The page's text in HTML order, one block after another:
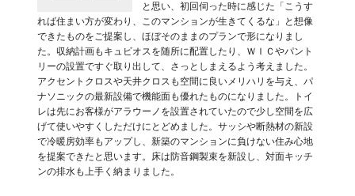
と思い、初回伺った時に感じた「こうす
れば住まい方が変わり、このマンションが生きてくるな」と想像
できたものをご提案し、ほぼそのままのプランで形になりまし
た。収納計画もキュビオスを随所に配置したり、ＷＩＣやパント
リーの設置ですぐ取り出して、さっとしまえるよう考えました。
アクセントクロスや天井クロスも空間に良いメリハリを与え、パ
ナソニックの最新設備で機能面も優れたものになりました。トイ
レは先にお客様がアラウーノを設置されていたので少し空間を広
げて使いやすくしただけにとどめました。サッシや断熱材の新設
で冷暖房効率もアップし、新築のマンションに負けない住み心地
を提案できたと思います。床は防音鋼製束を新設し、対面キッチ
ンの排水も上手く納まりました。